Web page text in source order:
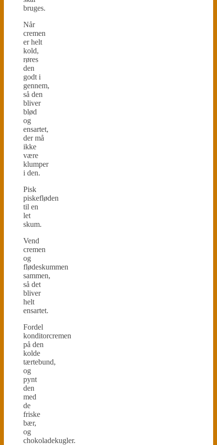
bruges.
Når
cremen
er helt
kold,
røres
den
godt i
gennem,
så den
bliver
blød
og
ensartet,
der må
ikke
være
klumper
i den.
Pisk
piskefløden
til en
let
skum.
Vend
cremen
og
flødeskummen
sammen,
så det
bliver
helt
ensartet.
Fordel
konditorcremen
på den
kolde
tærtebund,
og
pynt
den
med
de
friske
bær,
og
chokoladekugler.